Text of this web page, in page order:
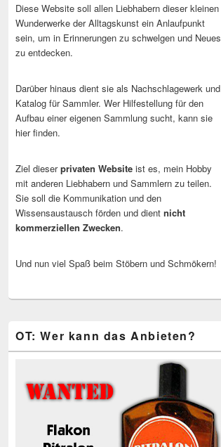
Diese Website soll allen Liebhabern dieser kleinen
Wunderwerke der Alltagskunst ein Anlaufpunkt
sein, um in Erinnerungen zu schwelgen und Neues
zu entdecken.
Darüber hinaus dient sie als Nachschlagewerk und
Katalog für Sammler. Wer Hilfestellung für den
Aufbau einer eigenen Sammlung sucht, kann sie
hier finden.
Ziel dieserprivaten Website ist es, mein Hobby
mit anderen Liebhabern und Sammlern zu teilen.
Sie soll die Kommunikation und den
Wissensaustausch förden und dient nicht
kommerziellen Zwecken.
Und nun viel Spaß beim Stöbern und Schmökern!
OT: Wer kann das Anbieten?